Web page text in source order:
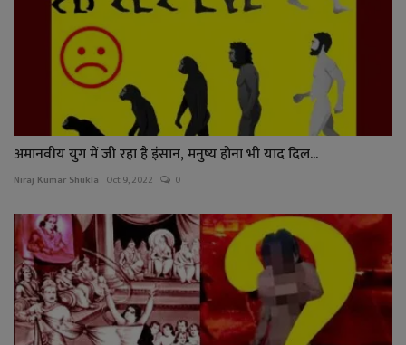
अमानवीय युग में जी रहा है इंसान, मनुष्य होना भी याद दिल...
Niraj Kumar Shukla Oct 9, 2022 0